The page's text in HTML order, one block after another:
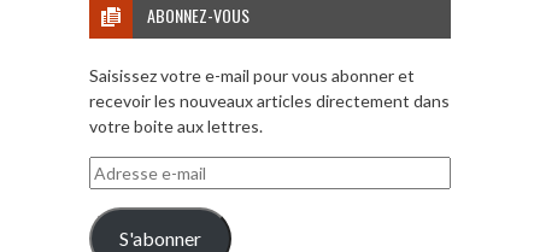
ABONNEZ-VOUS
Saisissez votre e-mail pour vous abonner et
recevoir les nouveaux articles directement dans
votre boite aux lettres.
Adresse
e-
mail
S'abonner